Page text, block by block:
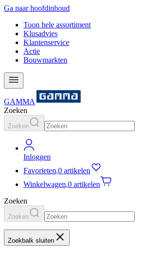
Ga naar hoofdinhoud
Toon hele assortiment
Klusadvies
Klantenservice
Actie
Bouwmarkten
GAMMA
Zoeken
Zoeken
Inloggen
Favorieten,0 artikelen
Winkelwagen,0 artikelen
Zoeken
Zoeken
Zoekbalk sluiten